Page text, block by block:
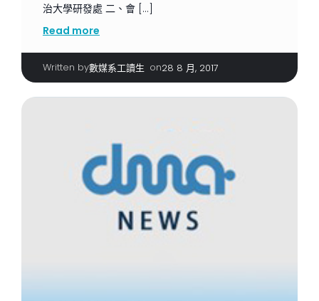
治大學研發處 二、會 […]
Read more
Written by數媒系工讀生 on28 8 月, 2017